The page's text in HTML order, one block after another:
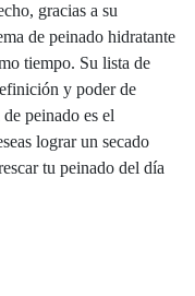
gracias a su
de peinado hidratante
tiempo. Su lista de
y poder de
peinado es el
lograr un secado
tu peinado del día